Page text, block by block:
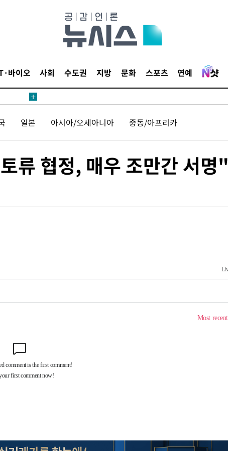
바이오 사회 수도권 지방 문화 스포츠 연예
일본 아시아/오세아니아 중동/아프리카
류 협정, 매우 조만간 서명"